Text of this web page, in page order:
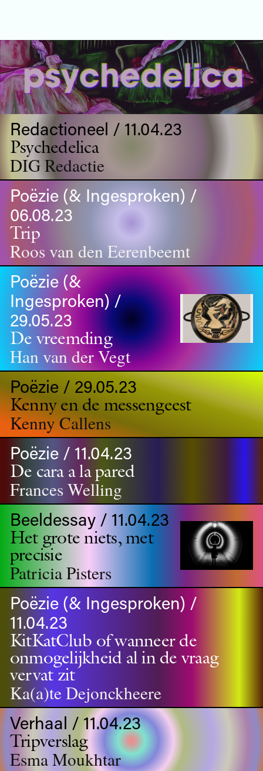
Redactioneel / 11.04.23
Psychedelica
DIG Redactie
Poëzie (& Ingesproken) /
06.08.23
Trip
Roos van den Eerenbeemt
Poëzie (&
Ingesproken) /
29.05.23
De vreemding
Han van der Vegt
Poëzie / 29.05.23
Kenny en de messengeest
Kenny Callens
Poëzie / 11.04.23
De cara a la pared
Frances Welling
Beeldessay / 11.04.23
Het grote niets, met
precisie
Patricia Pisters
Poëzie (& Ingesproken) /
11.04.23
KitKatClub of wanneer de
onmogelijkheid al in de vraag
vervat zit
Ka(a)te Dejonckheere
Verhaal / 11.04.23
Tripverslag
Esma Moukhtar